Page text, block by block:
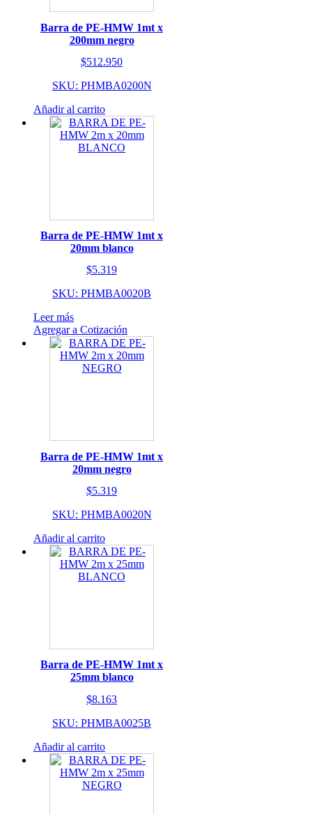
Barra de PE-HMW 1mt x
200mm negro
$512.950
SKU: PHMBA0200N
Añadir al carrito
Barra de PE-HMW 1mt x
20mm blanco
$5.319
SKU: PHMBA0020B
Leer más
Agregar a Cotización
Barra de PE-HMW 1mt x
20mm negro
$5.319
SKU: PHMBA0020N
Añadir al carrito
Barra de PE-HMW 1mt x
25mm blanco
$8.163
SKU: PHMBA0025B
Añadir al carrito